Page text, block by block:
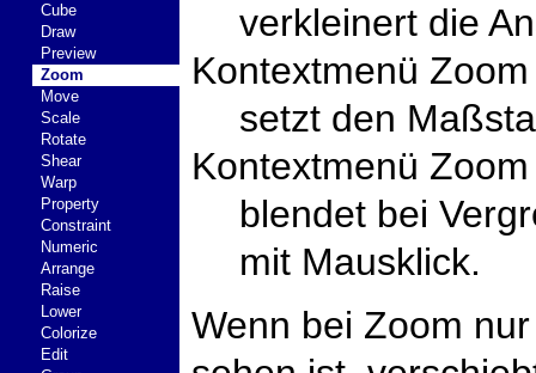
verkleinert die
Kontextmenü
setzt den
Kontextmenü
blendet bei
mit Mausklick.
Wenn bei Zoom
Cube
Draw
Preview
Zoom
Move
Scale
Rotate
Shear
Warp
Property
Constraint
Numeric
Arrange
Raise
Lower
Colorize
Edit